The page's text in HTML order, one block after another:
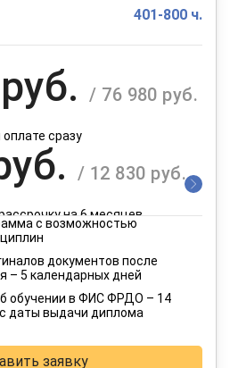
401-800 ч.
/ 76 980 руб.
оплате сразу
/ 12 830 руб.
на 6 месяцев
на 12 месяцев
с возможностью
документов после
– 5 календарных дней
обучении в ФИС ФРДО – 14
даты выдачи диплома
заявку